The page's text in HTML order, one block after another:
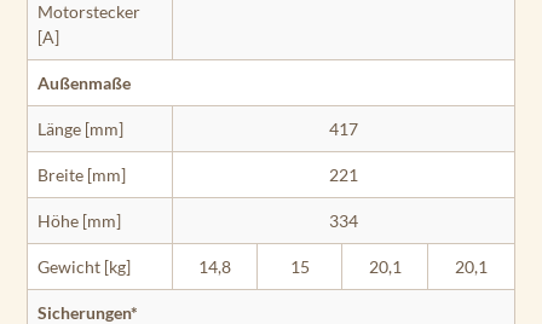
Motorstecker
[A]
Außenmaße
Länge [mm] 417
Breite [mm] 221
Höhe [mm] 334
Gewicht [kg] 14,8 15 20,1 20,1
Sicherungen*